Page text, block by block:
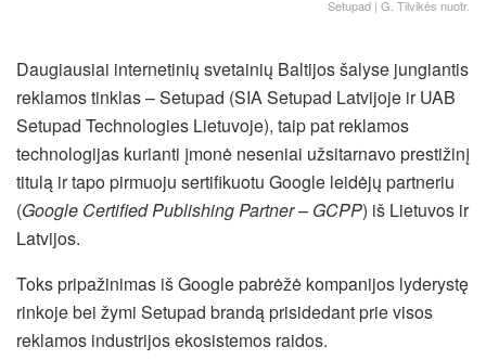
Setupad | G. Tilvikės nuotr.
Daugiausiai internetinių svetainių Baltijos šalyse jungiantis
reklamos tinklas – Setupad (SIA Setupad Latvijoje ir UAB
Setupad Technologies Lietuvoje), taip pat reklamos
technologijas kurianti įmonė neseniai užsitarnavo prestižinį
titulą ir tapo pirmuoju sertifikuotu Google leidėjų partneriu
(Google Certified Publishing Partner – GCPP) iš Lietuvos ir
Latvijos.
Toks pripažinimas iš Google pabrėžė kompanijos lyderystę
rinkoje bei žymi Setupad brandą prisidedant prie visos
reklamos industrijos ekosistemos raidos.